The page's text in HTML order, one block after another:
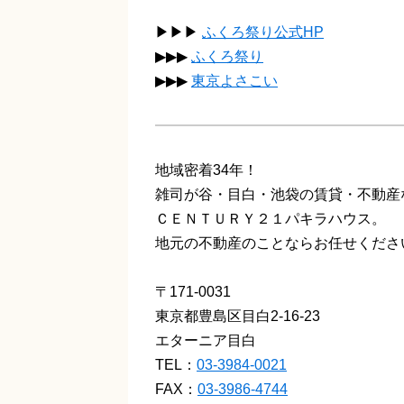
▶▶▶ ふくろ祭り公式HP
▶▶▶ ふくろ祭り
▶▶▶ 東京よさこい
地域密着34年！
雑司が谷・目白・池袋の賃貸・不動産
ＣＥＮＴＵＲＹ２１パキラハウス。
地元の不動産のことならお任せくださ
〒171-0031
東京都豊島区目白2-16-23
エターニア目白
TEL： 03-3984-0021
FAX： 03-3986-4744